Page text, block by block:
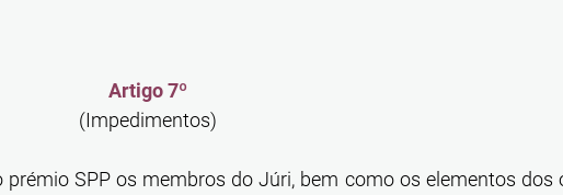
Artigo 7º
(Impedimentos)
SPP os membros do Júri, bem como os elementos dos